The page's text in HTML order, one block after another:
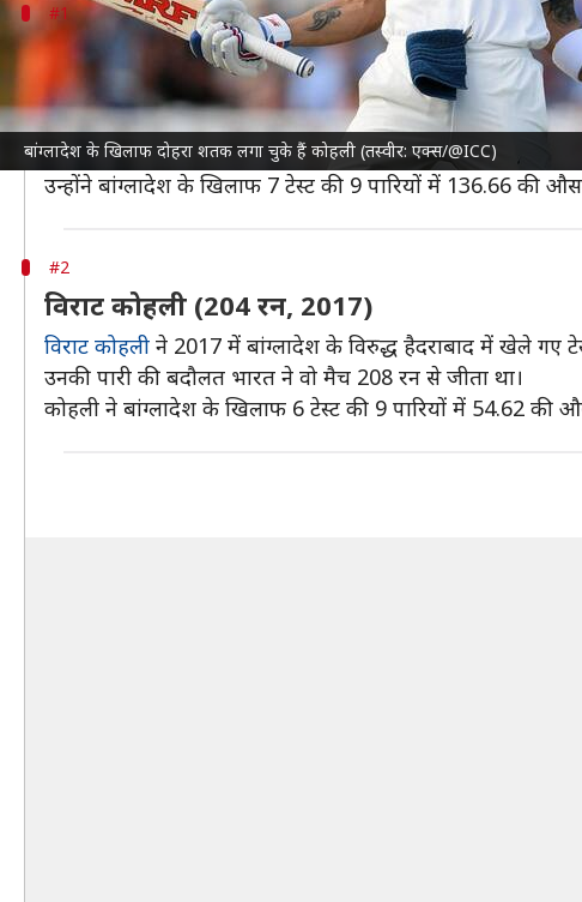
बांग्लादेश के खिलाफ दोहरा शतक लगा चुके हैं कोहली (तस्वीर: एक्स/@ICC)
#1
सचिन तेंदुलकर (248* रन, 2004)
सचिन तेंदुलकरबांग्लादेश के खिलाफ दोहरा शतक लगाने वाले पहले
उन्होंने दिसंबर 2024 में ढाका में खेले गए मुकाबले की दूसरी पारी में
यह उनके बेमिसाल टेस्ट करियर का सर्वोच्च स्कोर भी साबित हुआ।
उन्होंने बांग्लादेश के खिलाफ 7 टेस्ट की 9 पारियों में 136.66 की
#2
विराट कोहली (204 रन, 2017)
विराट कोहली ने 2017 में बांग्लादेश के विरुद्ध हैदराबाद में खेले गए
उनकी पारी की बदौलत भारत ने वो मैच 208 रन से जीता था।
कोहली ने बांग्लादेश के खिलाफ 6 टेस्ट की 9 पारियों में 54.62